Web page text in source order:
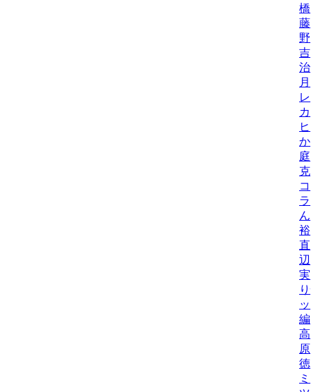
橋
藤
野
吉
治/
月
レ
カ
ヒ
か
庭/
克
コ
ラ
ん
裕/
直
辺
実/
り
ッ
編
高
原
徳/
ミ